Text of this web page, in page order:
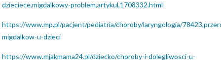
dzieciece,migdalkowy-problem,artykul,1708332.html
https://www.mp.pl/pacjent/pediatria/choroby/laryngologia/
migdalkow-u-dzieci
https://www.mjakmama24.pl/dziecko/choroby-i-dolegliwosci-u-